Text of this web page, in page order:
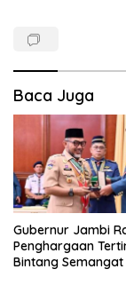
Baca Juga
Gubernur Jambi
Penghargaan
Bintang